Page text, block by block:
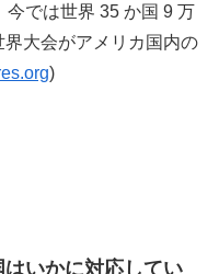
では世界 35 か国 9 万
大会がアメリカ国内の
)
いかに対応してい